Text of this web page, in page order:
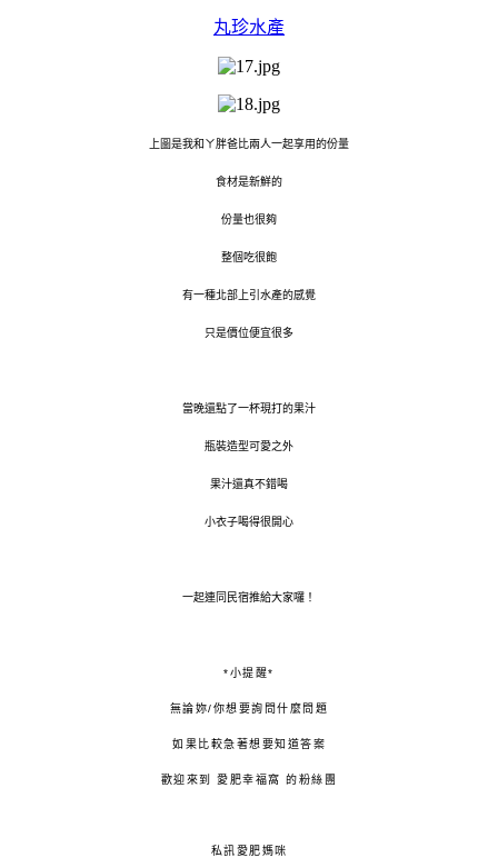
丸珍水產
上圖是我和ㄚ胖爸比兩人一起享用的份量
食材是新鮮的
份量也很夠
整個吃很飽
有一種北部上引水產的感覺
只是價位便宜很多
當晚還點了一杯現打的果汁
瓶裝造型可愛之外
果汁還真不錯喝
小衣子喝得很開心
一起連同民宿推給大家囉！
*小提醒*
無論妳/你想要詢問什麼問題
如果比較急著想要知道答案
歡迎來到 愛肥幸福窩 的粉絲團
私訊愛肥媽咪